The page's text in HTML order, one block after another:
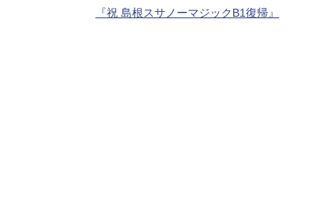
『祝 島根スサノーマジックB1復帰』